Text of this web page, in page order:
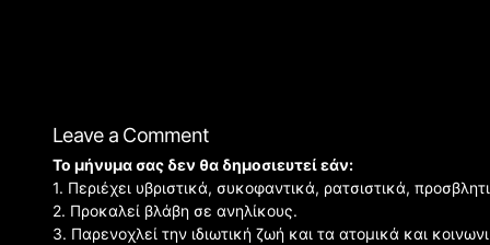
Leave a Comment
Το μήνυμα σας δεν θα δημοσιευτεί εάν:
1. Περιέχει υβριστικά, συκοφαντικά, ρατσιστικά,
2. Προκαλεί βλάβη σε ανηλίκους.
3. Παρενοχλεί την ιδιωτική ζωή και τα ατομικά και